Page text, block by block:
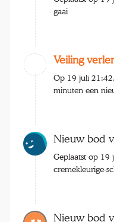
gaai
Veiling
Op 19 juli
minuten een
Nieuw bod
Geplaatst op 19
cremekleurige-
Nieuw bod